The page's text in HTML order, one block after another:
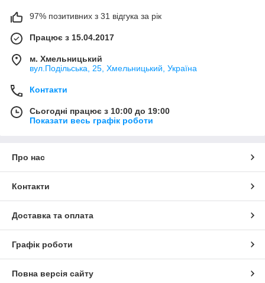
97% позитивних з 31 відгука за рік
Працює з 15.04.2017
м. Хмельницький
вул.Подільська, 25, Хмельницький, Україна
Контакти
Сьогодні працює з 10:00 до 19:00
Показати весь графік роботи
Про нас
Контакти
Доставка та оплата
Графік роботи
Повна версія сайту